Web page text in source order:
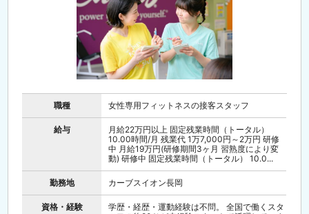
職種 女性専用フィットネスの接客スタッフ
給与
月給22万円以上 固定残業時間（トータル）
10.00時間/月 残業代 1万7,000円～2万円 研修
中 月給19万円(研修期間3ヶ月 習熟度により変
動) 研修中 固定残業時間（トータル） 10.0...
勤務地 カーブスイオン長岡
資格・経験
学歴・経歴・運動経験は不問。 全国で働くスタ